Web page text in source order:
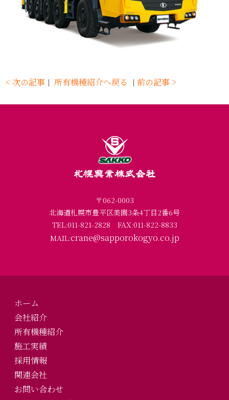
< 次の記事 ｜所有機種紹介へ戻る ｜前の記事 >
〒062-0003
北海道札幌市豊平区美園3条4丁目2番6号
TEL:011-821-2828
FAX:011-822-8833
MAIL:crane@sapporokogyo.co.jp
ホーム
会社紹介
所有機種紹介
施工実績
採用情報
関連会社
お問い合わせ